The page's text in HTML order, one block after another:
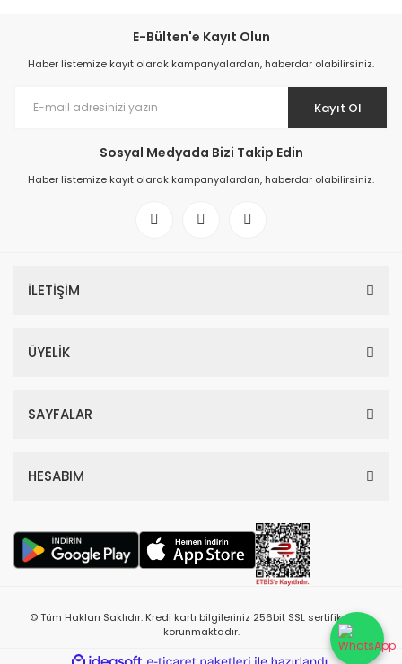
E-Bülten'e Kayıt Olun
Haber listemize kayıt olarak kampanyalardan, haberdar olabilirsiniz.
Kayıt Ol
Sosyal Medyada Bizi Takip Edin
Haber listemize kayıt olarak kampanyalardan, haberdar olabilirsiniz.
İLETİŞİM
ÜYELİK
SAYFALAR
HESABIM
© Tüm Hakları Saklıdır. Kredi kartı bilgileriniz 256bit SSL sertifikası ile
korunmaktadır.
ideasoft ile